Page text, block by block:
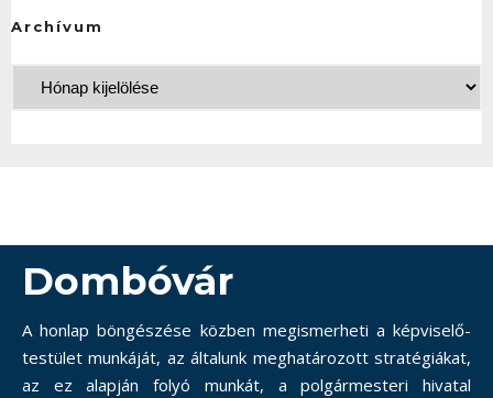
Archívum
Dombóvár
A honlap böngészése közben megismerheti a képviselő-
testület munkáját, az általunk meghatározott stratégiákat,
az ez alapján folyó munkát, a polgármesteri hivatal